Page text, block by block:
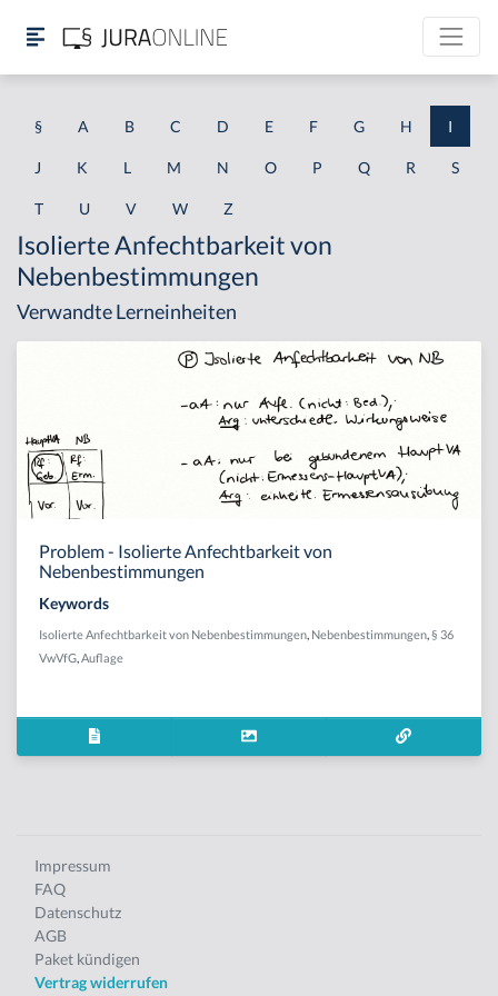
§ A B C D E F G H I
J K L M N O P Q R S
T U V W Z
Isolierte Anfechtbarkeit von
Nebenbestimmungen
Verwandte Lerneinheiten
Problem - Isolierte Anfechtbarkeit von
Nebenbestimmungen
Keywords
Isolierte Anfechtbarkeit von Nebenbestimmungen Nebenbestimmungen § 36
VwVfG Auflage
Impressum
FAQ
Datenschutz
AGB
Paket kündigen
Vertrag widerrufen